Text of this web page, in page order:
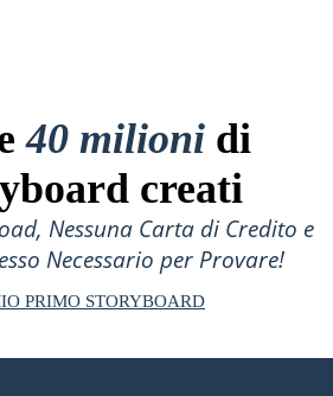
40 milioni di
creati
Nessuna Carta di Credito e
Necessario per Provare!
PRIMO STORYBOARD